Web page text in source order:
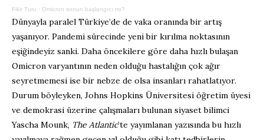
Fikir Turu · Omicron sonun başlangıcı mı?
Dünyayla paralel Türkiye’de de vaka oranında bir artış
yaşanıyor. Pandemi sürecinde yeni bir kırılma noktasının
eşiğindeyiz sanki. Daha öncekilere göre daha hızlı bulaşan
Omicron varyantının neden olduğu hastalığın çok ağır
seyretmemesi ise bir nebze de olsa insanları rahatlatıyor.
Durum böyleyken, Johns Hopkins Üniversitesi öğretim üyesi
ve demokrasi üzerine çalışmaları bulunan siyaset bilimci
Yascha Mounk, The Atlantic’te yayımlanan yazısında bu hızlı